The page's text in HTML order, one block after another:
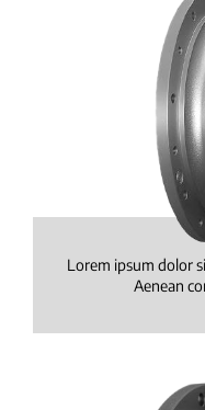
Lorem ipsum dolor
Aenean